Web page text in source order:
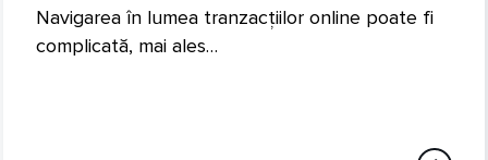
Navigarea în lumea tranzacțiilor online poate fi
complicată, mai ales…